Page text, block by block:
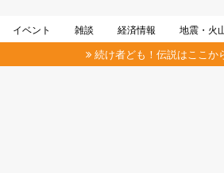
イベント 雑談 経済情報 地震・火
続け者ども！伝説はここか